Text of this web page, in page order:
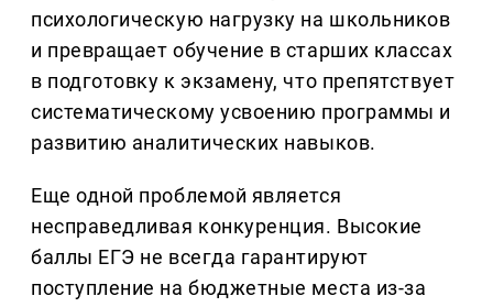
психологическую нагрузку на школьников
и превращает обучение в старших классах
в подготовку к экзамену, что препятствует
систематическому усвоению программы и
развитию аналитических навыков.
Еще одной проблемой является
несправедливая конкуренция. Высокие
баллы ЕГЭ не всегда гарантируют
поступление на бюджетные места из-за